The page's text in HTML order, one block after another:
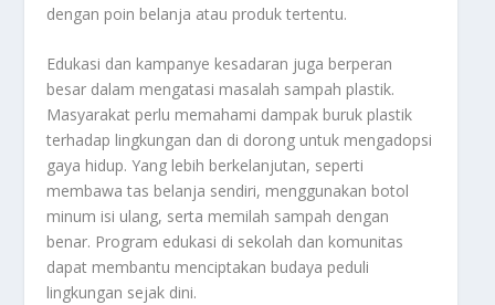
dengan poin belanja atau produk tertentu.
Edukasi dan kampanye kesadaran juga berperan
besar dalam mengatasi masalah sampah plastik.
Masyarakat perlu memahami dampak buruk plastik
terhadap lingkungan dan di dorong untuk mengadopsi
gaya hidup. Yang lebih berkelanjutan, seperti
membawa tas belanja sendiri, menggunakan botol
minum isi ulang, serta memilah sampah dengan
benar. Program edukasi di sekolah dan komunitas
dapat membantu menciptakan budaya peduli
lingkungan sejak dini.